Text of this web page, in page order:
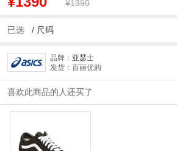
¥1390
已选 / 尺码
品牌： 亚瑟士
发货：百丽优购
喜欢此商品的人还买了